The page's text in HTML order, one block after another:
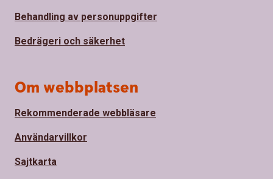
Behandling av personuppgifter
Bedrägeri och säkerhet
Om webbplatsen
Rekommenderade webbläsare
Användarvillkor
Sajtkarta